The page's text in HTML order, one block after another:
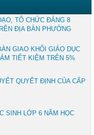
TỔ CHỨC ĐẢNG 8
ĐỊA BÀN PHƯỜNG
GIAO KHỐI GIÁO DỤC
TIẾT KIỆM TRÊN 5%
QUYẾT ĐỊNH CỦA CẤP
SINH LỚP 6 NĂM HỌC